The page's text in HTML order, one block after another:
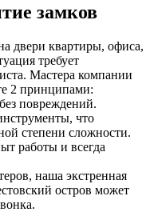
замков
двери квартиры, офиса,
требует
Мастера компании
2 принципами:
повреждений.
что
степени сложности.
работы и всегда
наша экстренная
остров может